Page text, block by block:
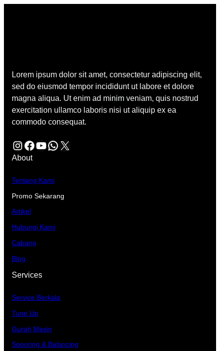
Lorem ipsum dolor sit amet, consectetur adipiscing elit,
sed do eiusmod tempor incididunt ut labore et dolore
magna aliqua. Ut enim ad minim veniam, quis nostrud
exercitation ullamco laboris nisi ut aliquip ex ea
commodo consequat.
Instagram Facebook YouTube WhatsApp X
About
Tentang Kami
Promo Sekarang
Artikel
Hubungi Kami
Cabang
Blog
Services
Service Berkala
Tune Up
Gurah Mesin
Spooring & Balancing